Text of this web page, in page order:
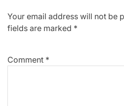
Your email address will not be
fields are marked *
Comment *